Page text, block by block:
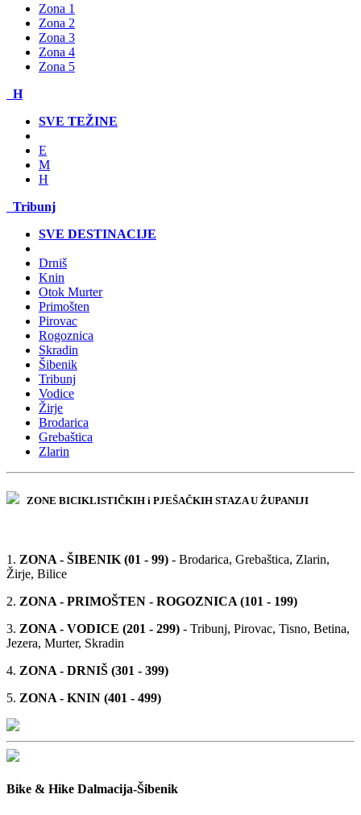
Zona 1
Zona 2
Zona 3
Zona 4
Zona 5
H
SVE TEŽINE
E
M
H
Tribunj
SVE DESTINACIJE
Drniš
Knin
Otok Murter
Primošten
Pirovac
Rogoznica
Skradin
Šibenik
Tribunj
Vodice
Žirje
Brodarica
Grebaštica
Zlarin
ZONE BICIKLISTIČKIH i PJEŠAČKIH STAZA U ŽUPANIJI
1. ZONA - ŠIBENIK (01 - 99) - Brodarica, Grebaštica, Zlarin,
Žirje, Bilice
2. ZONA - PRIMOŠTEN - ROGOZNICA (101 - 199)
3. ZONA - VODICE (201 - 299) - Tribunj, Pirovac, Tisno, Betina,
Jezera, Murter, Skradin
4. ZONA - DRNIŠ (301 - 399)
5. ZONA - KNIN (401 - 499)
Bike & Hike Dalmacija-Šibenik